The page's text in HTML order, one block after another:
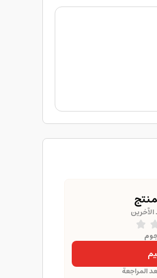
المراجعة